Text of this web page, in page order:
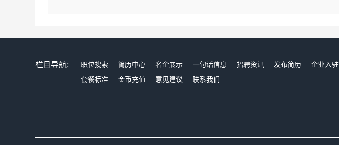
栏目导航: 职位搜索 简历中心 名企展示 一句话信息 招聘资讯 发布简历 企业入驻
套餐标准
金币充值 意见建议 联系我们